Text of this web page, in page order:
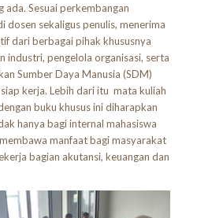
ada. Sesuai perkembangan
dosen sekaligus penulis, menerima
dari berbagai pihak khususnya
industri, pengelola organisasi, serta
Sumber Daya Manusia (SDM)
kerja. Lebih dari itu mata kuliah
buku khusus ini diharapkan
hanya bagi internal mahasiswa
manfaat bagi masyarakat
bagian akutansi, keuangan dan